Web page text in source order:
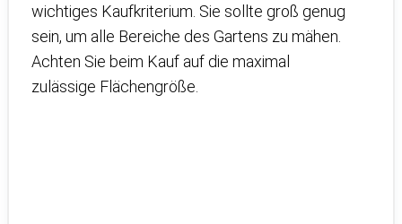
wichtiges Kaufkriterium. Sie sollte groß genug
sein, um alle Bereiche des Gartens zu mähen.
Achten Sie beim Kauf auf die maximal
zulässige Flächengröße.